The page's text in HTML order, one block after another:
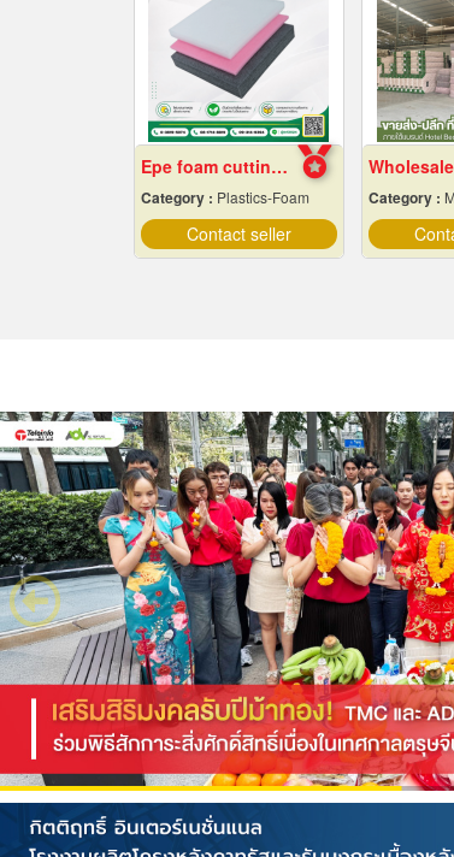
Epe foam cutting Pad
Category : Plastics-Foam
Contact seller
Category :